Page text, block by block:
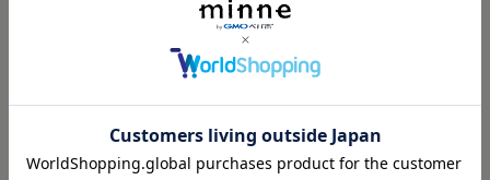
minneとものづくりと
minneの本